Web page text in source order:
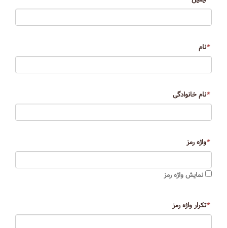
*نام
*نام خانوادگی
*واژه رمز
نمایش واژه رمز
*تکرار واژه رمز